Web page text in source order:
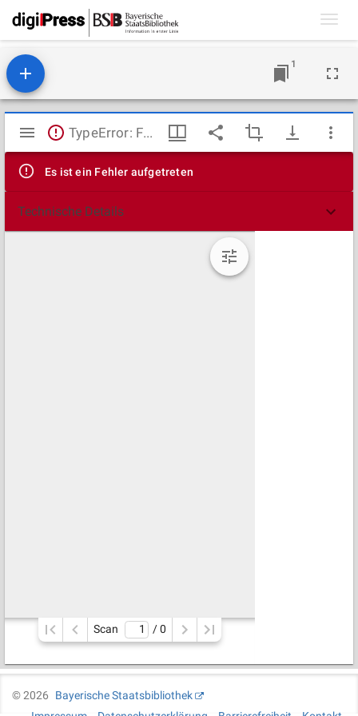
1
Mirador
Viewer
TypeError: Failed to fetch
Es ist ein Fehler aufgetreten
Technische Details
Scan / 0
©2026
Bayerische Staatsbibliothek